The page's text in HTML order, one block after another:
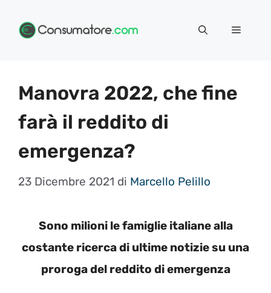
Menu
Manovra 2022, che fine
farà il reddito di
emergenza?
23 Dicembre 2021 di Marcello Pelillo
Sono milioni le famiglie italiane alla
costante ricerca di ultime notizie su una
proroga del reddito di emergenza